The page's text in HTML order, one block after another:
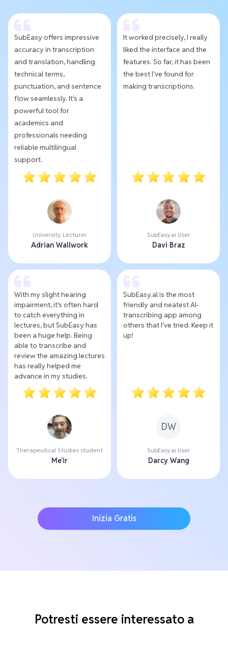
SubEasy offers impressive
accuracy in transcription
and translation, handling
technical terms,
punctuation, and sentence
flow seamlessly. It's a
powerful tool for
academics and
professionals needing
reliable multilingual
support.
University Lecturer
Adrian Wallwork
It worked precisely, I really
liked the interface and the
features. So far, it has been
the best I've found for
making transcriptions.
SubEasy.ai User
Davi Braz
With my slight hearing
impairment, it's often hard
to catch everything in
lectures, but SubEasy has
been a huge help. Being
able to transcribe and
review the amazing lectures
has really helped me
advance in my studies.
Therapeutical Studies student
Me'ir
SubEasy.al is the most
friendly and neatest AI-
transcribing app among
others that I've tried. Keep it
up!
DW
SubEasy.ai User
Darcy Wang
Inizia Gratis
Potresti essere interessato a